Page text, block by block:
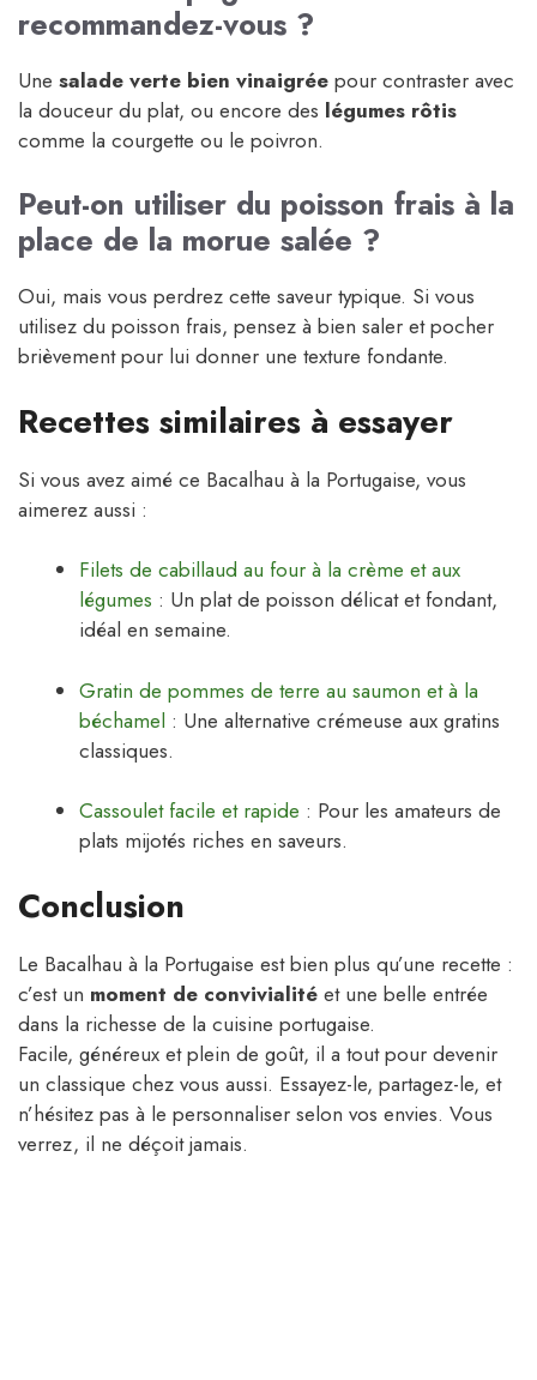
recommandez-vous ?
Une salade verte bien vinaigrée pour contraster avec
la douceur du plat, ou encore des légumes rôtis
comme la courgette ou le poivron.
Peut-on utiliser du poisson frais à la
place de la morue salée ?
Oui, mais vous perdrez cette saveur typique. Si vous
utilisez du poisson frais, pensez à bien saler et pocher
brièvement pour lui donner une texture fondante.
Recettes similaires à essayer
Si vous avez aimé ce Bacalhau à la Portugaise, vous
aimerez aussi :
Filets de cabillaud au four à la crème et aux
légumes : Un plat de poisson délicat et fondant,
idéal en semaine.
Gratin de pommes de terre au saumon et à la
béchamel : Une alternative crémeuse aux gratins
classiques.
Cassoulet facile et rapide : Pour les amateurs de
plats mijotés riches en saveurs.
Conclusion
Le Bacalhau à la Portugaise est bien plus qu’une recette :
c’est un moment de convivialité et une belle entrée
dans la richesse de la cuisine portugaise.
Facile, généreux et plein de goût, il a tout pour devenir
un classique chez vous aussi. Essayez-le, partagez-le, et
n’hésitez pas à le personnaliser selon vos envies. Vous
verrez, il ne déçoit jamais.